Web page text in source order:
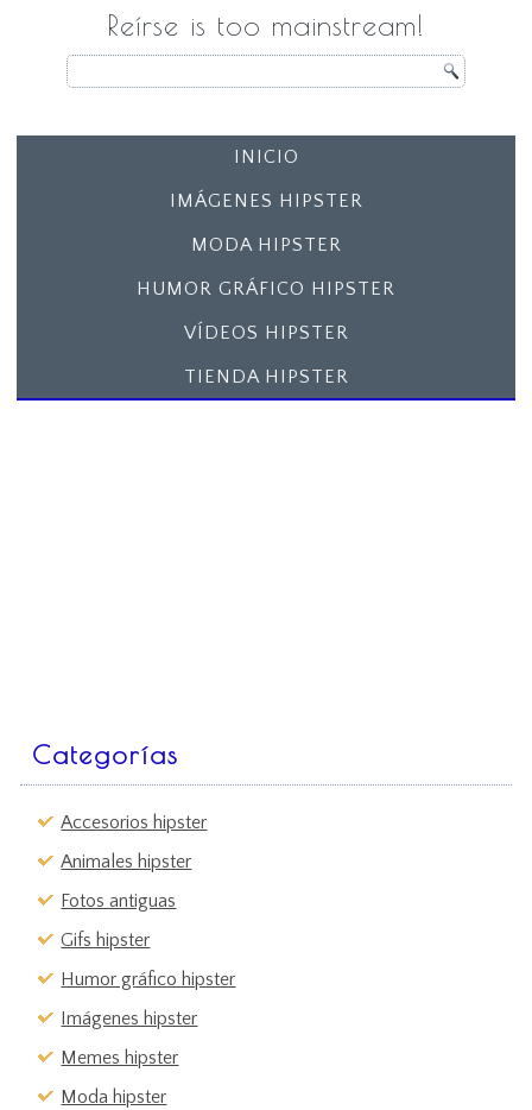
Reírse is too mainstream!
INICIO
IMÁGENES HIPSTER
MODA HIPSTER
HUMOR GRÁFICO HIPSTER
VÍDEOS HIPSTER
TIENDA HIPSTER
Categorías
Accesorios hipster
Animales hipster
Fotos antiguas
Gifs hipster
Humor gráfico hipster
Imágenes hipster
Memes hipster
Moda hipster